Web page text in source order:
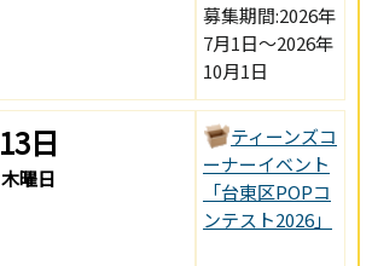
募集期間:2026年
7月1日～2026年
10月1日
13日
木曜日
ティーンズコ
ーナーイベント
「台東区POPコ
ンテスト2026」